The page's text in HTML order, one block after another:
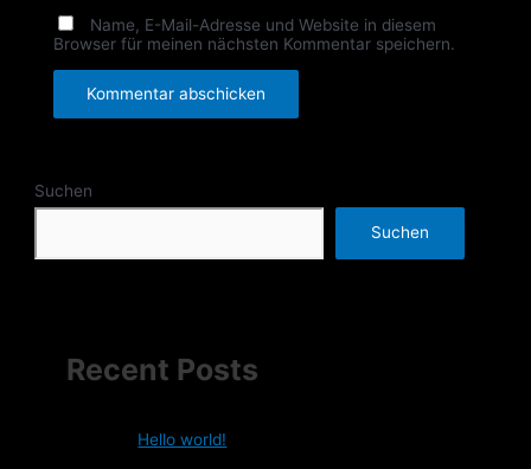
Name, E-Mail-Adresse und Website in diesem
Browser für meinen nächsten Kommentar speichern.
Suchen
Suchen
Recent Posts
Hello world!